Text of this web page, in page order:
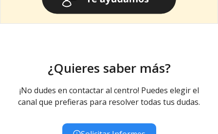
¿Quieres saber más?
¡No dudes en contactar al centro! Puedes elegir el
canal que prefieras para resolver todas tus dudas.